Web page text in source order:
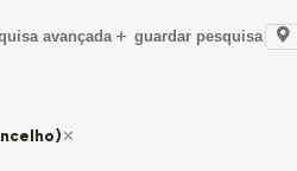
avançada guardar pesquisa